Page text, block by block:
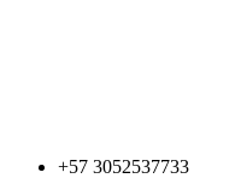
+57 3052537733